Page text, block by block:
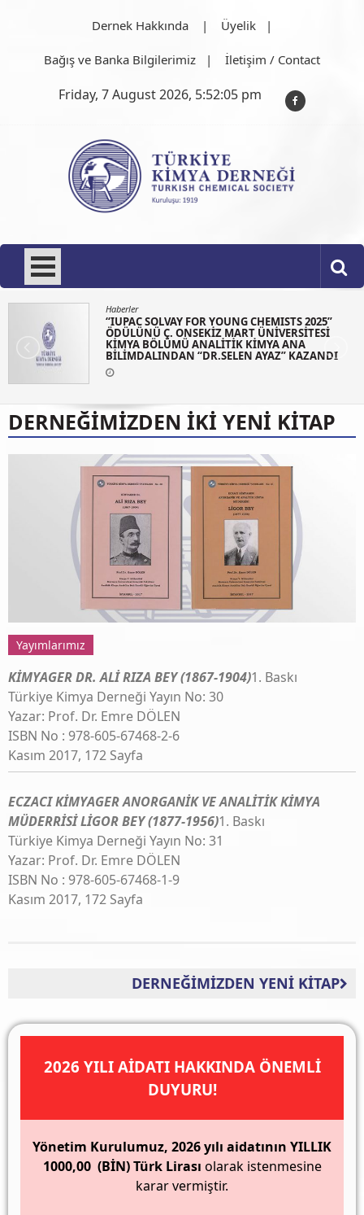
Dernek Hakkında Üyelik
Bağış ve Banka Bilgilerimiz İletişim / Contact
Friday, 7 August 2026, 5:52:05 pm
Türkiye Kimya Derneği
Haberler
“IUPAC SOLVAY FOR YOUNG CHEMISTS 2025”
ÖDÜLÜNÜ Ç. ONSEKİZ MART ÜNİVERSİTESİ
KİMYA BÖLÜMÜ ANALİTİK KİMYA ANA
BİLİMDALINDAN “DR.SELEN AYAZ” KAZANDI
DERNEĞİMİZDEN İKİ YENİ KİTAP
Yayımlarımız
KİMYAGER DR. ALİ RIZA BEY (1867-1904)1. Baskı
Türkiye Kimya Derneği Yayın No: 30
Yazar: Prof. Dr. Emre DÖLEN
ISBN No : 978-605-67468-2-6
Kasım 2017, 172 Sayfa
ECZACI KİMYAGER ANORGANİK VE ANALİTİK KİMYA
MÜDERRİSİ LİGOR BEY (1877-1956)1. Baskı
Türkiye Kimya Derneği Yayın No: 31
Yazar: Prof. Dr. Emre DÖLEN
ISBN No : 978-605-67468-1-9
Kasım 2017, 172 Sayfa
DERNEĞİMİZDEN YENİ KİTAP
2026 YILI AİDATI HAKKINDA ÖNEMLİ
DUYURU!
Yönetim Kurulumuz, 2026 yılı aidatının YILLIK
1000,00 (BİN) Türk Lirası olarak istenmesine
karar vermiştir.